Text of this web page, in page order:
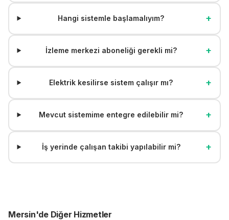
Hangi sistemle başlamalıyım? +
İzleme merkezi aboneliği gerekli mi? +
Elektrik kesilirse sistem çalışır mı? +
Mevcut sistemime entegre edilebilir mi? +
İş yerinde çalışan takibi yapılabilir mi? +
Mersin'deDiğer Hizmetler